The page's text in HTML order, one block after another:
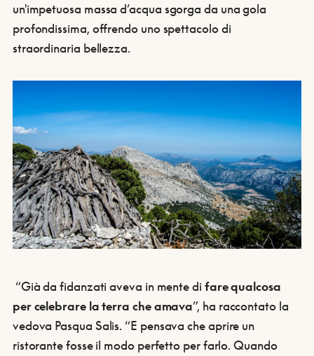
un'impetuosa massa d’acqua sgorga da una gola
profondissima, offrendo uno spettacolo di
straordinaria bellezza.
“Già da fidanzati aveva in mente difare qualcosa
per celebrare la terra che amava”, ha raccontato la
vedova Pasqua Salis. “E pensava che aprire un
ristorante fosse il modo perfetto per farlo. Quando